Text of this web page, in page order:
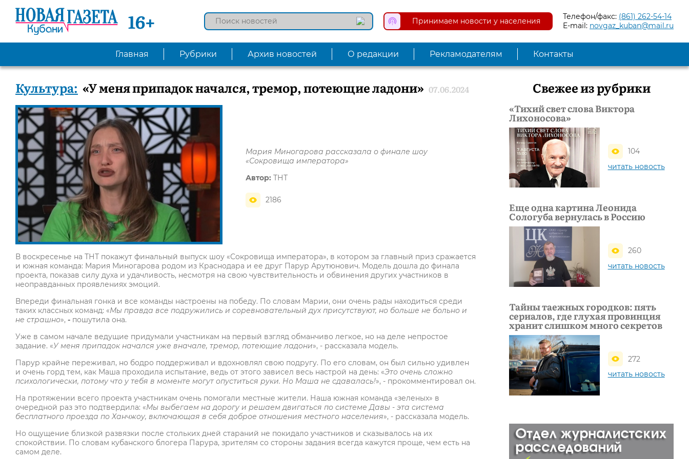
16+ Принимаем новости у населения Телефон/факс: (861) 262-54-14
E-mail: novgaz_kuban@mail.ru
Главная Рубрики Архив новостей О редакции Рекламодателям Контакты
Культура: «У меня припадок начался, тремор, потеющие ладони» 07.06.2024
Мария Миногарова рассказала о финале шоу
«Сокровища императора»
Автор: ТНТ
2186
В воскресенье на ТНТ покажут финальный выпуск шоу «Сокровища императора», в котором за главный приз сражается
и южная команда: Мария Миногарова родом из Краснодара и ее друг Парур Арутюнович. Модель дошла до финала
проекта, показав силу духа и удачливость, несмотря на свою чувствительность и обвинения других участников в
неоправданных проявлениях эмоций.
Впереди финальная гонка и все команды настроены на победу. По словам Марии, они очень рады находиться среди
таких классных команд: «Мы правда все подружились и соревновательный дух присутствуют, но больше не больно и
не страшно», - пошутила она.
Уже в самом начале ведущие придумали участникам на первый взгляд обманчиво легкое, но на деле непростое
задание. «У меня припадок начался уже вначале, тремор, потеющие ладони», - рассказала модель.
Парур крайне переживал, но бодро поддерживал и вдохновлял свою подругу. По его словам, он был сильно удивлен
и очень горд тем, как Маша проходила испытание, ведь от этого зависел весь настрой на день: «Это очень сложно
психологически, потому что у тебя в моменте могут опуститься руки. Но Маша не сдавалась!», - прокомментировал он.
На протяжении всего проекта участникам очень помогали местные жители. Наша южная команда «зеленых» в
очередной раз это подтвердила: «Мы выбегаем на дорогу и решаем двигаться по системе Давы - эта система
бесплатного проезда по Ханчжоу, включающая в себя доброе отношения местного населения», - рассказала модель.
Но ощущение близкой развязки после стольких дней стараний не покидало участников и сказывалось на их
спокойствии. По словам кубанского блогера Парура, зрителям со стороны задания всегда кажутся проще, чем есть на
самом деле.
Свежее из рубрики
«Тихий свет слова Виктора
Лихоносова»
104
читать новость
Еще одна картина Леонида
Сологуба вернулась в Россию
260
читать новость
Тайны таежных городков: пять
сериалов, где глухая провинция
хранит слишком много секретов
272
читать новость